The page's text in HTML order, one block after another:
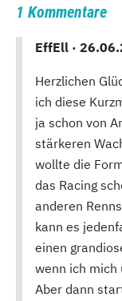
1 Kommentare
EffEll ·
Herzlichen
ich diese
ja schon von
stärkeren
wollte die
das Racing
anderen
kann es
einen
wenn ich mich
Aber dann